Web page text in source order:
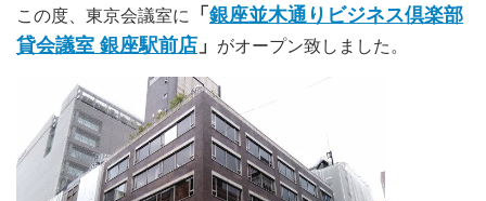
この度、東京会議室に 「 銀座並木通りビジネス倶楽部
貸会議室 銀座駅前店 」 がオープン致しました。